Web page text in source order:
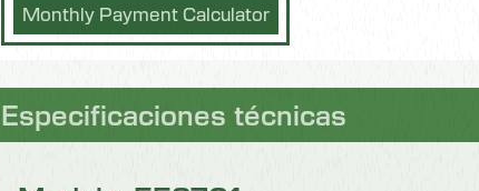
Monthly Payment Calculator
Especificaciones técnicas